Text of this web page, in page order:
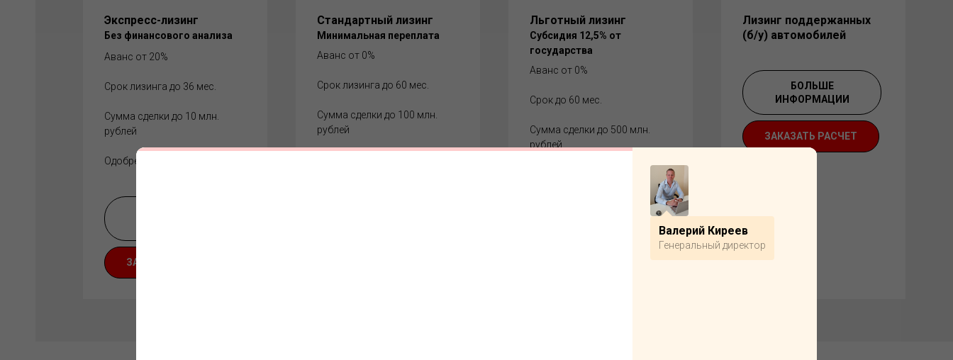
Экспресс-лизинг
Без финансового анализа
Аванс от 20%
Срок лизинга до 36 мес.
Сумма сделки до 10 млн.
рублей
Одобрение заявки за 1 день
ЗАКАЗАТЬ РАСЧЕТ
Стандартный лизинг
Минимальная переплата
Аванс от 0%
Срок лизинга до 60 мес.
Сумма сделки до 100 млн.
рублей
Льготный лизинг
Субсидия 12,5% от
государства
Аванс от 0%
Срок до 60 мес.
Сумма сделки до 500 млн.
рублей
Лизинг поддержанных
(б/у) автомобилей
БОЛЬШЕ
ИНФОРМАЦИИ
ЗАКАЗАТЬ РАСЧЕТ
Валерий Киреев
Генеральный директор